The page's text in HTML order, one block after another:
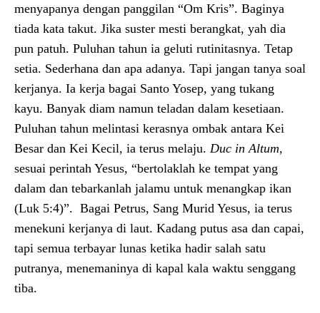
menyapanya dengan panggilan “Om Kris”. Baginya
tiada kata takut. Jika suster mesti berangkat, yah dia
pun patuh. Puluhan tahun ia geluti rutinitasnya. Tetap
setia. Sederhana dan apa adanya. Tapi jangan tanya soal
kerjanya. Ia kerja bagai Santo Yosep, yang tukang
kayu. Banyak diam namun teladan dalam kesetiaan.
Puluhan tahun melintasi kerasnya ombak antara Kei
Besar dan Kei Kecil, ia terus melaju. Duc in Altum,
sesuai perintah Yesus, “bertolaklah ke tempat yang
dalam dan tebarkanlah jalamu untuk menangkap ikan
(Luk 5:4)”. Bagai Petrus, Sang Murid Yesus, ia terus
menekuni kerjanya di laut. Kadang putus asa dan capai,
tapi semua terbayar lunas ketika hadir salah satu
putranya, menemaninya di kapal kala waktu senggang
tiba.